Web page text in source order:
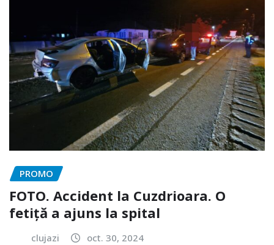
PROMO
FOTO. Accident la Cuzdrioara. O
fetiță a ajuns la spital
clujazi oct. 30, 2024